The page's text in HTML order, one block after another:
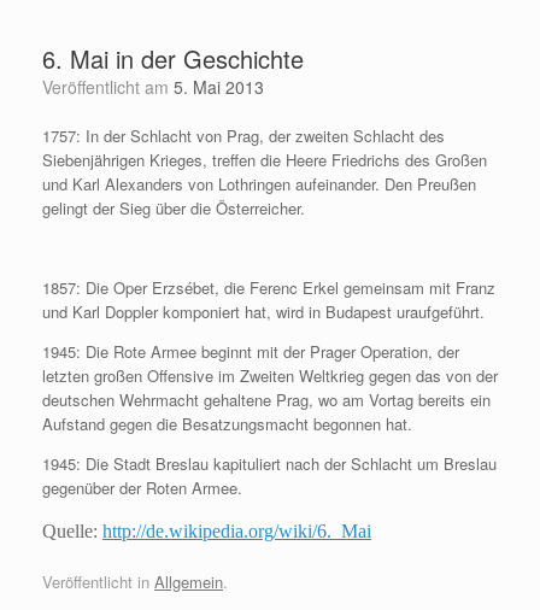
springen6. Mai in der Geschichte
Veröffentlicht am 5. Mai 2013
1757: In der Schlacht von Prag, der zweiten Schlacht des
Siebenjährigen Krieges, treffen die Heere Friedrichs des Großen
und Karl Alexanders von Lothringen aufeinander. Den Preußen
gelingt der Sieg über die Österreicher.
1857: Die Oper Erzsébet, die Ferenc Erkel gemeinsam mit Franz
und Karl Doppler komponiert hat, wird in Budapest uraufgeführt.
1945: Die Rote Armee beginnt mit der Prager Operation, der
letzten großen Offensive im Zweiten Weltkrieg gegen das von der
deutschen Wehrmacht gehaltene Prag, wo am Vortag bereits ein
Aufstand gegen die Besatzungsmacht begonnen hat.
1945: Die Stadt Breslau kapituliert nach der Schlacht um Breslau
gegenüber der Roten Armee.
Quelle: http://de.wikipedia.org/wiki/6._Mai
Veröffentlicht in Allgemein.